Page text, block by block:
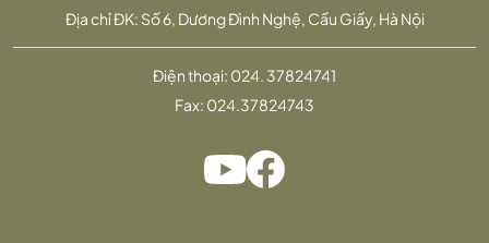
Địa chỉ ĐK: Số 6, Dương Đình Nghệ, Cầu Giấy, Hà Nội
Điện thoại: 024. 37824741
Fax: 024.37824743